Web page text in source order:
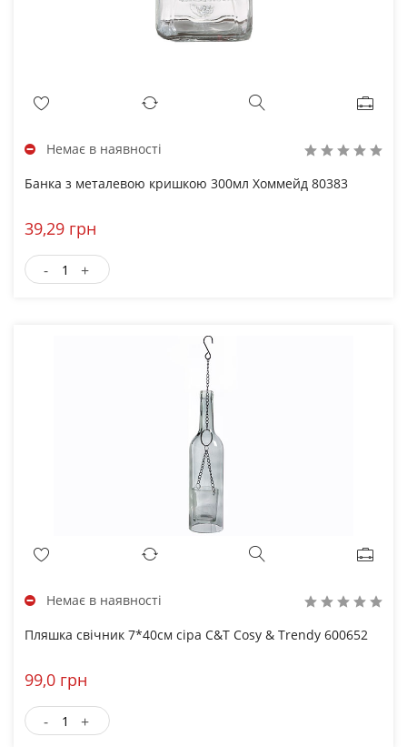
Немає в наявності
Банка з металевою кришкою 300мл Хоммейд 80383
39,29 грн
- +
Немає в наявності
Пляшка свічник 7*40см сіра C&T Cosy & Trendy 600652
99,0 грн
- +